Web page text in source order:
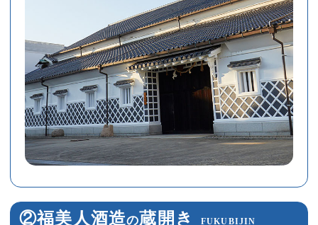
②福美人酒造の蔵開き FUKUBIJIN